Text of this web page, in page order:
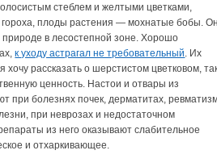
стеблем и желтыми цветками,
гороха, плоды растения — мохнатые бобы. Он
природе в лесостепной зоне. Хорошо
к уходу астрагал не требовательный . Их
хочу рассказать о шерстистом цветковом,
ценность. Настои и отвары из
при болезнях почек, дерматитах,
при неврозах и недостаточном
из него оказывают слабительное
и отхаркивающее.